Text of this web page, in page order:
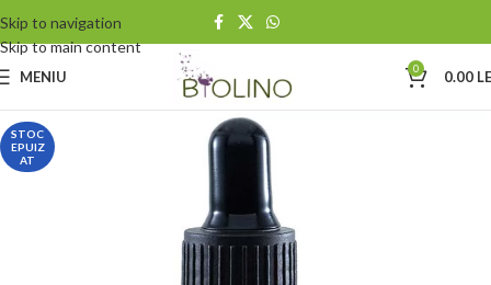
Skip to navigation
Skip to main content
MENIU 0 0.00
STOC
EPUIZ
AT